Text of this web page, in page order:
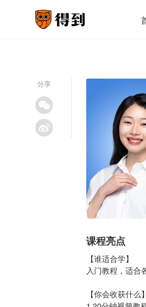
分享
课程亮点
【谁适合学】
入门教程，适合
【你会收获什么】